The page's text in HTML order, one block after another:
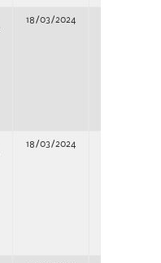
18/03/2024
18/03/2024